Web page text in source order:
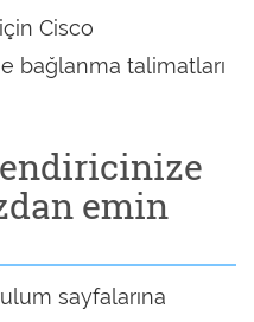
Cisco
bağlanma talimatları
emin
sayfalarına